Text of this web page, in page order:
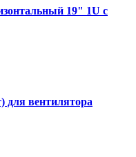
19" 1U с
для вентилятора